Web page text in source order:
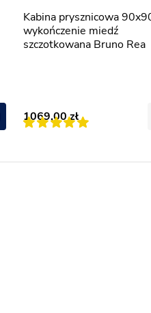
Kabina prysznicowa 90x90
wykończenie miedź
szczotkowana Bruno Rea
1069,00